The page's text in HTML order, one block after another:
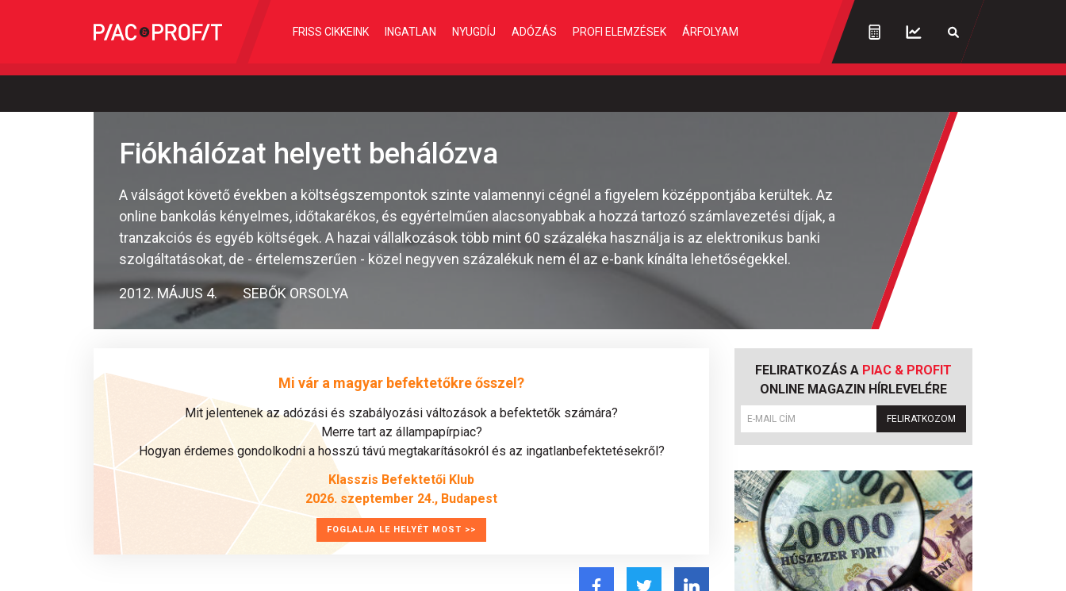
FRISS CIKKEINK INGATLAN NYUGDÍJ ADÓZÁS PROFI ELEMZÉSEK ÁRFOLYAM
Fiókhálózat helyett behálózva
A válságot követő években a költségszempontok szinte valamennyi cégnél a figyelem középpontjába kerültek. Az
online bankolás kényelmes, időtakarékos, és egyértelműen alacsonyabbak a hozzá tartozó számlavezetési díjak, a
tranzakciós és egyéb költségek. A hazai vállalkozások több mint 60 százaléka használja is az elektronikus banki
szolgáltatásokat, de - értelemszerűen - közel negyven százalékuk nem él az e-bank kínálta lehetőségekkel.
2012. MÁJUS 4. SEBŐK ORSOLYA
Mi vár a magyar befektetőkre ősszel?
Mit jelentenek az adózási és szabályozási változások a befektetők számára?
Merre tart az állampapírpiac?
Hogyan érdemes gondolkodni a hosszú távú megtakarításokról és az ingatlanbefektetésekről?
Klasszis Befektetői Klub
2026. szeptember 24., Budapest
FOGLALJA LE HELYÉT MOST >>
FELIRATKOZÁS A PIAC & PROFIT
ONLINE MAGAZIN HÍRLEVELÉRE
FELIRATKOZOM